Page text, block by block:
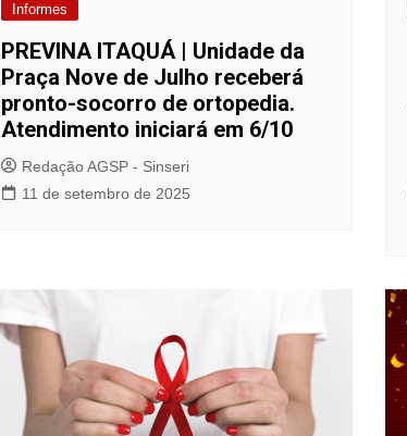
Informes
PREVINA ITAQUÁ | Unidade da
Praça Nove de Julho receberá
pronto-socorro de ortopedia.
Atendimento iniciará em 6/10
Redação AGSP - Sinseri
11 de setembro de 2025